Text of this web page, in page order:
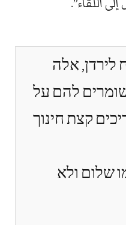
اللقاء”.
לירדן, אלה
להם על
קצת חינוך
שלום ולא